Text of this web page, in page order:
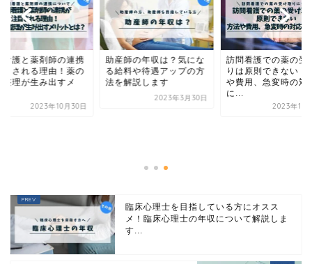
看護と薬剤師の連携
目される理由！薬の
整理が生み出すメ
2023年10月30日
助産師の年収は？気にな
る給料や待遇アップの方
法を解説します
2023年3月30日
訪問看護での薬の受
りは原則できない｜
や費用、急変時の対
に...
2023年10
臨床心理士を目指している方にオスス
メ！臨床心理士の年収について解説しま
す...